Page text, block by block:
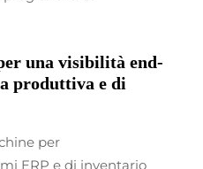
una visibilità end-
produttiva e di
per
ERP e di inventario